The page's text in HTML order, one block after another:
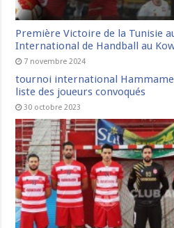
Première Victoire de la Tunisie
International de Handball au
7 novembre 2024
tournoi international
liste des joueurs convoqués
30 octobre 2023